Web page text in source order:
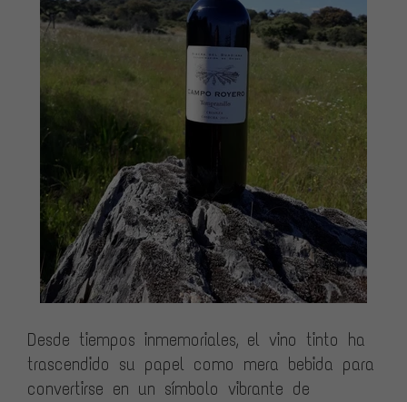
Desde tiempos inmemoriales, el vino tinto ha
trascendido su papel como mera bebida para
convertirse en un símbolo vibrante de